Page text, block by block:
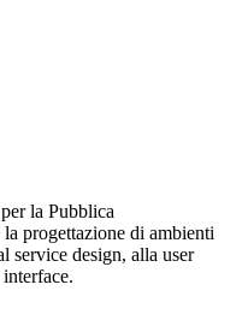
la Pubblica
progettazione di ambienti
service design, alla user